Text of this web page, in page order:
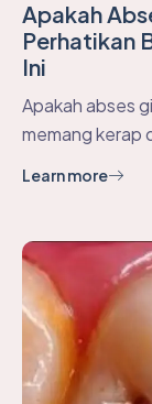
Apakah
Perhatikan
Ini
Apakah abses
memang kerap
Learn more